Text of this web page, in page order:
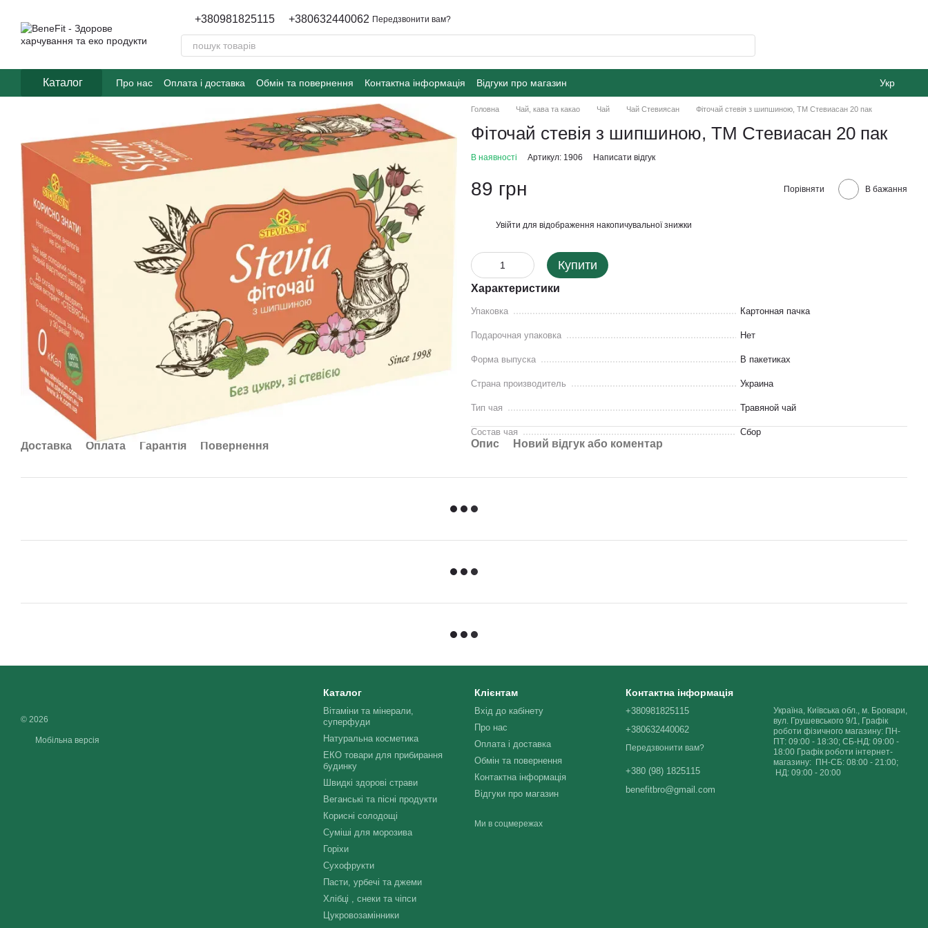
+380981825115 +380632440062 Передзвонити вам?
Каталог Про нас Оплата і доставка Обмін та повернення Контактна інформація Відгуки про магазин Укр
Доставка Оплата Гарантія Повернення
Головна Чай, кава та какао Чай Чай Стевиясан Фіточай стевія з шипшиною, ТМ Стевиасан 20 пак
Фіточай стевія з шипшиною, ТМ Стевиасан 20 пак
В наявності Артикул: 1906 Написати відгук
89 грн Порівняти В бажання
Увійти для відображення накопичувальної знижки
Купити
Характеристики
Упаковка Картонная пачка
Подарочная упаковка Нет
Форма выпуска В пакетиках
Страна производитель Украина
Тип чая Травяной чай
Состав чая Сбор
Опис Новий відгук або коментар
© 2026
Мобільна версія
Каталог
Вітаміни та мінерали,
суперфуди
Натуральна косметика
ЕКО товари для прибирання
будинку
Швидкі здорові страви
Веганські та пісні продукти
Корисні солодощі
Суміші для морозива
Горіхи
Сухофрукти
Пасти, урбечі та джеми
Хлібці , снеки та чіпси
Цукровозамінники
Клієнтам
Вхід до кабінету
Про нас
Оплата і доставка
Обмін та повернення
Контактна інформація
Відгуки про магазин
Ми в соцмережах
Контактна інформація
+380981825115
+380632440062
Передзвонити вам?
+380 (98) 1825115
benefitbro@gmail.com
Україна, Київська обл., м. Бровари,
вул. Грушевського 9/1, Графік
роботи фізичного магазину: ПН-
ПТ: 09:00 - 18:30; СБ-НД: 09:00 -
18:00 Графік роботи інтернет-
магазину: ПН-СБ: 08:00 - 21:00;
НД: 09:00 - 20:00